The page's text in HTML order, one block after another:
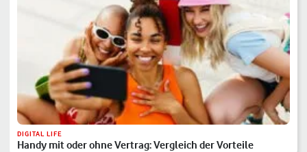
DIGITAL LIFE
Handy mit oder ohne Vertrag: Vergleich der Vorteile